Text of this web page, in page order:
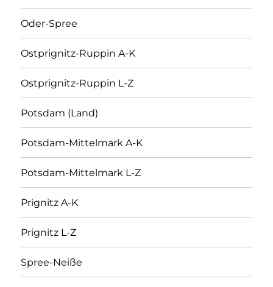
Oder-Spree
Ostprignitz-Ruppin A-K
Ostprignitz-Ruppin L-Z
Potsdam (Land)
Potsdam-Mittelmark A-K
Potsdam-Mittelmark L-Z
Prignitz A-K
Prignitz L-Z
Spree-Neiße